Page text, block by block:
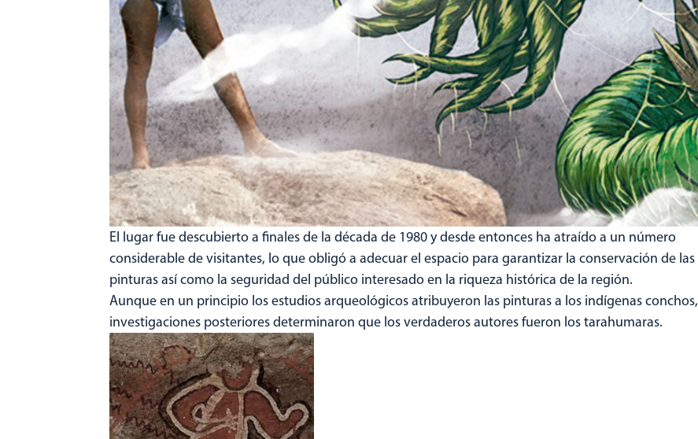
El lugar fue descubierto a finales de la década de 1980 y desde entonces ha atraído a un número
considerable de visitantes, lo que obligó a adecuar el espacio para garantizar la conservación de las
pinturas así como la seguridad del público interesado en la riqueza histórica de la región.
Aunque en un principio los estudios arqueológicos atribuyeron las pinturas a los indígenas conchos,
investigaciones posteriores determinaron que los verdaderos autores fueron los tarahumaras.